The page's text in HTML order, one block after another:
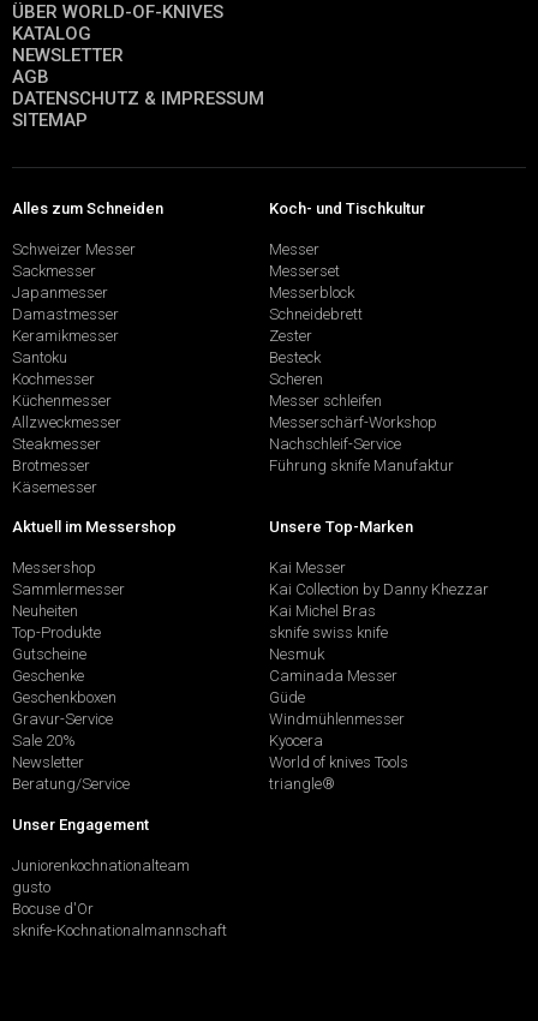
ÜBER WORLD-OF-KNIVES
KATALOG
NEWSLETTER
AGB
DATENSCHUTZ & IMPRESSUM
SITEMAP
Alles zum Schneiden
Schweizer Messer
Sackmesser
Japanmesser
Damastmesser
Keramikmesser
Santoku
Kochmesser
Küchenmesser
Allzweckmesser
Steakmesser
Brotmesser
Käsemesser
Koch- und Tischkultur
Messer
Messerset
Messerblock
Schneidebrett
Zester
Besteck
Scheren
Messer schleifen
Messerschärf-Workshop
Nachschleif-Service
Führung sknife Manufaktur
Aktuell im Messershop
Messershop
Sammlermesser
Neuheiten
Top-Produkte
Gutscheine
Geschenke
Geschenkboxen
Gravur-Service
Sale 20%
Newsletter
Beratung/Service
Unsere Top-Marken
Kai Messer
Kai Collection by Danny Khezzar
Kai Michel Bras
sknife swiss knife
Nesmuk
Caminada Messer
Güde
Windmühlenmesser
Kyocera
World of knives Tools
triangle®
Unser Engagement
Juniorenkochnationalteam
gusto
Bocuse d'Or
sknife-Kochnationalmannschaft